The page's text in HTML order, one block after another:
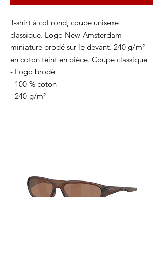
T-shirt à col rond, coupe unisexe
classique. Logo New Amsterdam
miniature brodé sur le devant. 240 g/m²
en coton teint en pièce. Coupe classique
- Logo brodé
- 100 % coton
- 240 g/m²